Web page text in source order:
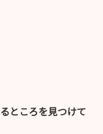
分りました」
。
さい
ところを見つけて